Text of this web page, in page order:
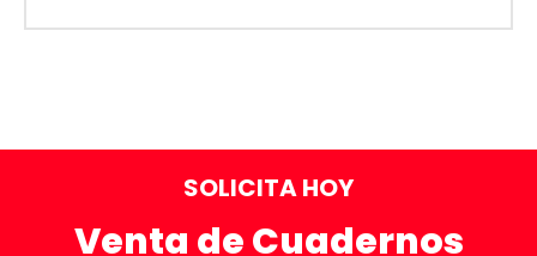
SOLICITA HOY
Venta de Cuadernos